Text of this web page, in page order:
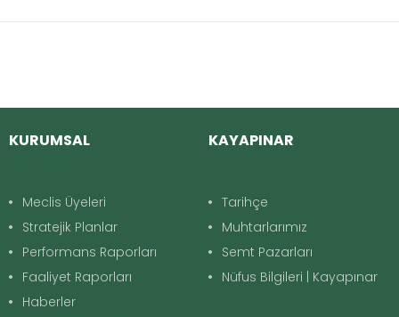
KURUMSAL
Meclis Üyeleri
Stratejik Planlar
Performans Raporları
Faaliyet Raporları
Haberler
KAYAPINAR
Tarihçe
Muhtarlarımız
Semt Pazarları
Nüfus Bilgileri | Kayapınar